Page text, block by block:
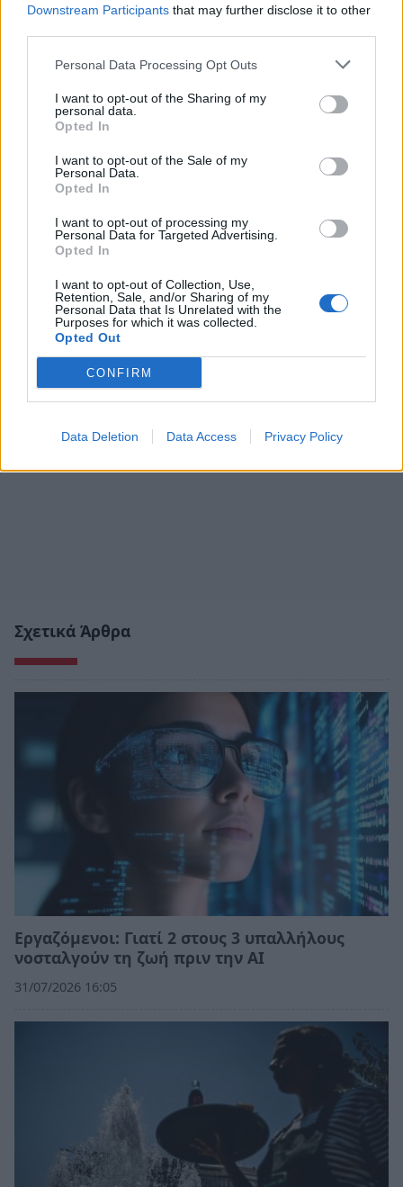
Downstream Participants that may further disclose it to other
Personal Data Processing Opt Outs
I want to opt-out of the Sharing of my
personal data.
Opted In
I want to opt-out of the Sale of my
Personal Data.
Opted In
I want to opt-out of processing my
Personal Data for Targeted Advertising.
Opted In
I want to opt-out of Collection, Use,
Retention, Sale, and/or Sharing of my
Personal Data that Is Unrelated with the
Purposes for which it was collected.
Opted Out
CONFIRM
Data Deletion Data Access Privacy Policy
Σχετικά Άρθρα
Εργαζόμενοι: Γιατί 2 στους 3 υπαλλήλους
νοσταλγούν τη ζωή πριν την ΑΙ
31/07/2026 16:05